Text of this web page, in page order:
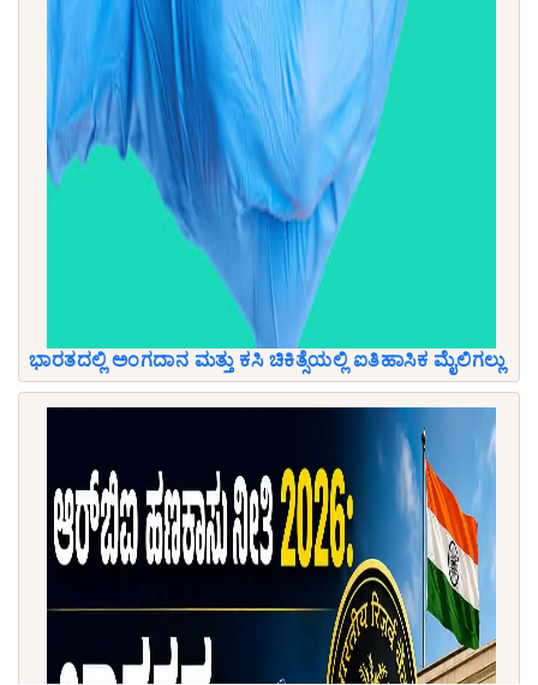
ಭಾರತದಲ್ಲಿ ಅಂಗದಾನ ಮತ್ತು ಕಸಿ ಚಿಕಿತ್ಸೆಯಲ್ಲಿ ಐತಿಹಾಸಿಕ ಮೈಲಿಗಲ್ಲು